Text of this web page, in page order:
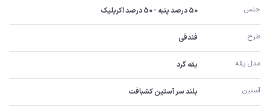
جنس 50 درصد پنبه - 50 درصد اکریلیک
طرح فندقی
مدل یقه یقه گرد
آستین بلند سر آستین کشبافت